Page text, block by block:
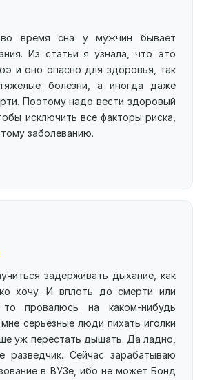
время сна у мужчин бывает
Из статьи я узнала, что это
и оно опасно для здоровья, так
болезни, а иногда даже
Поэтому надо вести здоровый
исключить все факторы риска,
заболеванию.
задерживать дыхание, как
хочу. И вплоть до смерти или
провалюсь на каком-нибудь
серьёзные люди пихать иголки
уж перестать дышать. Да ладно,
Сейчас зарабатываю
в ВУЗе, ибо не может Бонд